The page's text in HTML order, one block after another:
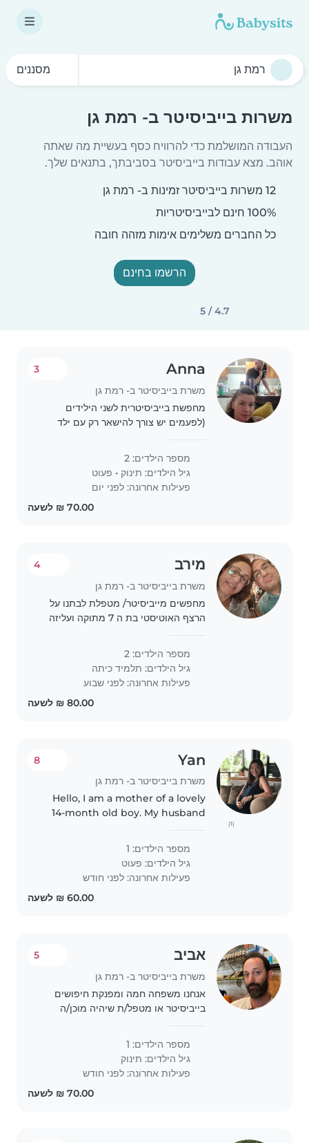
מסננים
משרות בייביסיטר ב- רמת גן
העבודה המושלמת כדי להרוויח כסף בעשיית מה שאתה
אוהב. מצא עבודות בייביסיטר בסביבתך, בתנאים שלך.
12 משרות בייביסיטר זמינות ב- רמת גן
כל החברים משלימים אימות מזהה חובה
הרשמו בחינם
4.7 / 5
Anna
משרת בייביסיטר ב- רמת גן
3
מחפשת בייביסיטרית לשני הילידים
(לפעמים יש צורך להישאר רק עם ילד
מספר הילדים: 2
גיל הילדים: תינוק • פעוט
פעילות אחרונה: לפני יום
מירב
משרת בייביסיטר ב- רמת גן
4
מחפשים מייביסיטר/ מטפלת לבתנו על
הרצף האוטיסטי בת ה 7 מתוקה ועליזה
האוטיסטי
מספר הילדים: 2
גיל הילדים: תלמיד כיתה
פעילות אחרונה: לפני שבוע
(1)
Yan
משרת בייביסיטר ב- רמת גן
8
Hello, I am a mother of a lovely
14-month old boy. My husband
like to have a babysitter to take
care of our son during the
afternoon few times a week...
מספר הילדים: 1
גיל הילדים: פעוט
פעילות אחרונה: לפני חודש
אביב
משרת בייביסיטר ב- רמת גן
5
אנחנו משפחה חמה ומפנקת חיפושים
בייביסיטר או מטפל/ת שיהיה מוכן/ה
נמרץ וסקרן. אנו מחפשים מישהו שיהיה
נוח לו/לה עם חיות מחמד. אנחנו מקווים
למצוא מישהו..
מספר הילדים: 1
גיל הילדים: תינוק
פעילות אחרונה: לפני חודש